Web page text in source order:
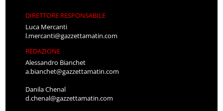
DIRETTORE RESPONSABILE
Luca Mercanti
l.mercanti@gazzettamatin.com
REDAZIONE
Alessandro Bianchet
a.bianchet@gazzettamatin.com
Danila Chenal
d.chenal@gazzettamatin.com